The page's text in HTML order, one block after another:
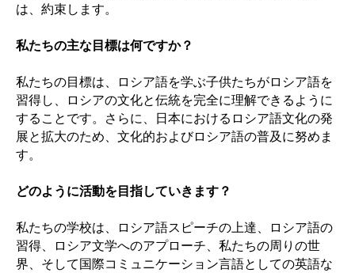
は、約束します。
私たちの主な目標は何ですか？
私たちの目標は、ロシア語を学ぶ子供たちがロシア語を
習得し、ロシアの文化と伝統を完全に理解できるように
することです。さらに、日本におけるロシア語文化の発
展と拡大のため、文化的およびロシア語の普及に努めま
す。
どのように活動を目指していきます？
私たちの学校は、ロシア語スピーチの上達、ロシア語の
習得、ロシア文学へのアプローチ、私たちの周りの世
界、そして国際コミュニケーション言語としての英語な